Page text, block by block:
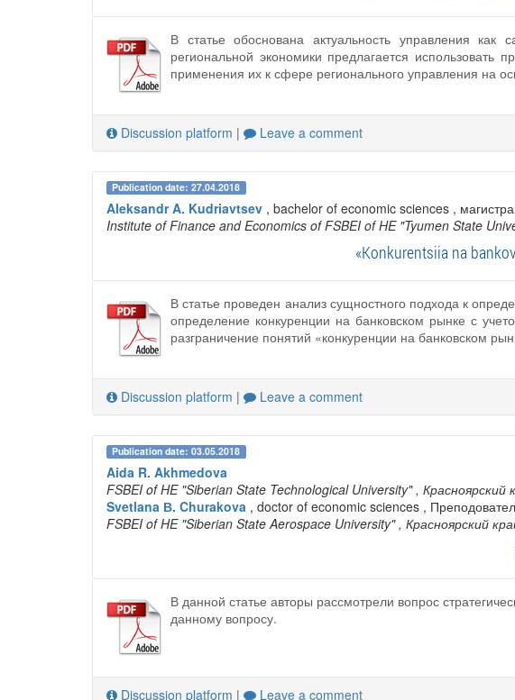
В статье обоснована актуальность управления как
региональной экономики предлагается
применения их к сфере регионального управления на
Discussion platform | Leave a comment
Publication date: 27.04.2018
Aleksandr A. Kudriavtsev , bachelor of economic sciences ,
Institute of Finance and Economics of FSBEI of HE "Tyumen State
«Konkurentsiia na
В статье проведен анализ сущностного подхода к
определение конкуренции на банковском рынке с
разграничение понятий «конкуренции на банковском
Discussion platform | Leave a comment
Publication date: 03.05.2018
Aida R. Akhmedova
FSBEI of HE "Siberian State Technological University" , Красноярский
Svetlana В. Churakova , doctor of economic sciences ,
FSBEI of HE "Siberian State Aerospace University" , Красноярский
В данной статье авторы рассмотрели вопрос
данному вопросу.
Discussion platform | Leave a comment